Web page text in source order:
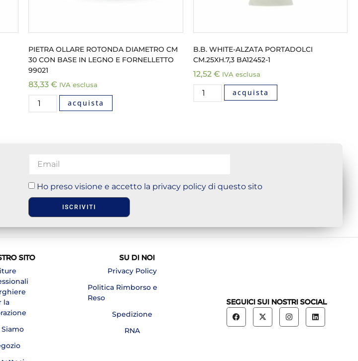
PIETRA OLLARE ROTONDA DIAMETRO CM
30 CON BASE IN LEGNO E FORNELLETTO
99021
83,33 € IVA esclusa
acquista
B.B. WHITE-ALZATA PORTADOLCI
CM.25XH.7,3 BA12452-1
12,52 € IVA esclusa
acquista
Ho preso visione e accetto la privacy policy di questo sito
ISCRIVITI
SITO
la
SU DI NOI
Privacy Policy
Politica Rimborso e
Reso
Spedizione
RNA
SEGUICI SUI NOSTRI SOCIAL